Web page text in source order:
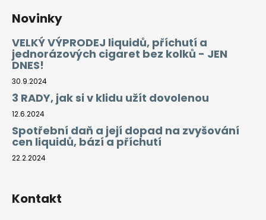
Novinky
VELKÝ VÝPRODEJ liquidů, příchutí a
jednorázových cigaret bez kolků - JEN
DNES!
30.9.2024
3 RADY, jak si v klidu užít dovolenou
12.6.2024
Spotřební daň a její dopad na zvyšování
cen liquidů, bází a příchutí
22.2.2024
Kontakt